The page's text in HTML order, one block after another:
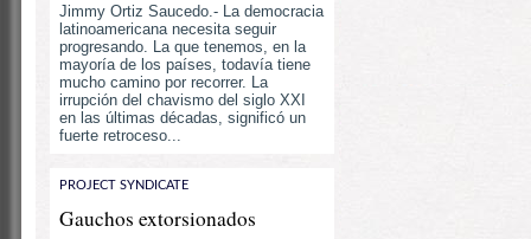
Jimmy Ortiz Saucedo.- La democracia
latinoamericana necesita seguir
progresando. La que tenemos, en la
mayoría de los países, todavía tiene
mucho camino por recorrer. La
irrupción del chavismo del siglo XXI
en las últimas décadas, significó un
fuerte retroceso...
PROJECT SYNDICATE
Gauchos extorsionados